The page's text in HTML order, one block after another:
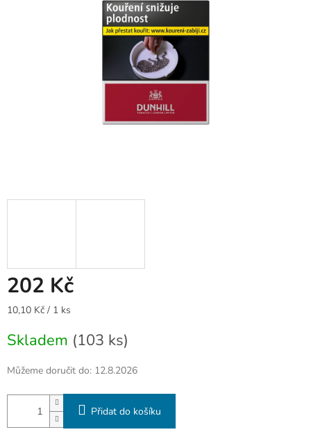
202 Kč
Měrná
10,10 Kč / 1 ks
Skladem (103 ks)
Můžeme doručit do: 12.8.2026
Přidat do košíku